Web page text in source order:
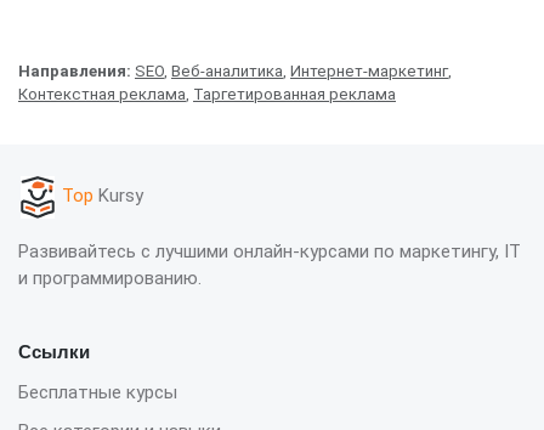
Направления: SEO, Веб-аналитика, Интернет-маркетинг,
Контекстная реклама, Таргетированная реклама
Top Kursy
Развивайтесь с лучшими онлайн-курсами по маркетингу, IT
и программированию.
Ссылки
Бесплатные курсы